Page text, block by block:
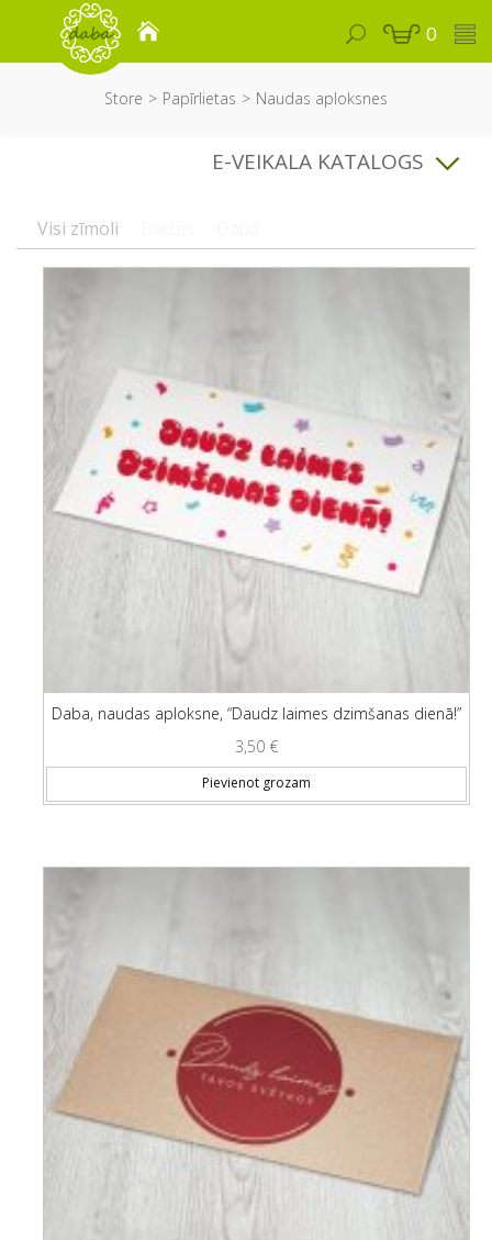
0
Store Papīrlietas Naudas aploksnes
E-VEIKALA KATALOGS
Visi zīmoli
Daba, naudas aploksne, “Daudz laimes dzimšanas dienā!”
3,50 €
Pievienot grozam